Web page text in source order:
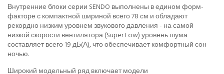
Внутренние блоки серии SENDO выполнены в едином форм-
факторе с компактной шириной всего 78 см и обладают
рекордно низким уровнем звукового давления - на самой
низкой скорости вентилятора (Super Low) уровень шума
составляет всего 19 дБ(А), что обеспечивает комфортный сон
ночью.
Широкий модельный ряд включает модели